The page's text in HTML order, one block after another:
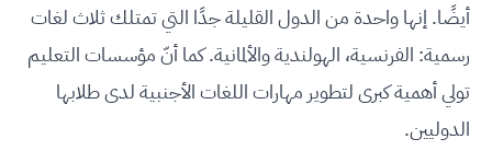
أيضًا. إنها واحدة من الدول القليلة جدًا التي تمتلك ثلاث لغات
رسمية: الفرنسية، الهولندية والألمانية. كما أنّ مؤسسات التعليم
تولي أهمية كبرى لتطوير مهارات اللغات الأجنبية لدى طلابها
الدوليين.